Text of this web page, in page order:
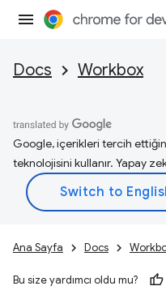
Docs Workbox
Google, içerikleri tercih
teknolojisini kullanır. Yapay
Ana Sayfa Docs
Bu size yardımcı oldu mu?